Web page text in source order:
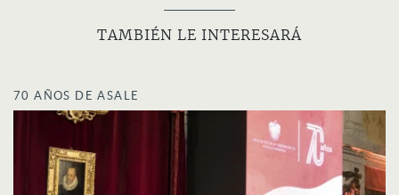
TAMBIÉN LE INTERESARÁ
70 AÑOS DE ASALE